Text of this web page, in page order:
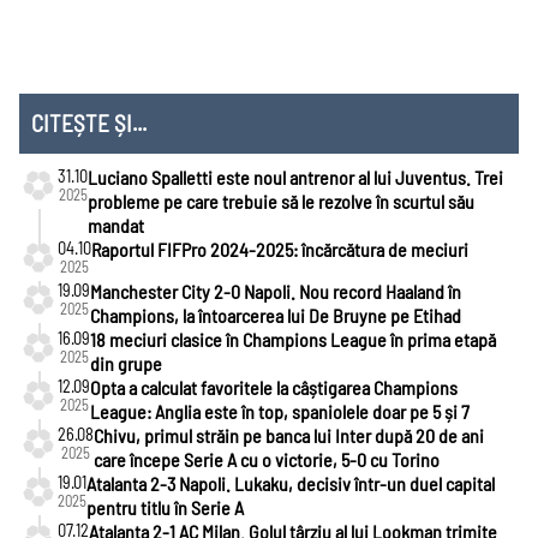
Liga
Națiunilor
CITEȘTE ȘI...
31.10
2025
Luciano Spalletti este noul antrenor al lui Juventus. Trei
probleme pe care trebuie să le rezolve în scurtul său
mandat
04.10
2025
Raportul FIFPro 2024-2025: încărcătura de meciuri
19.09
2025
Manchester City 2-0 Napoli. Nou record Haaland în
Champions, la întoarcerea lui De Bruyne pe Etihad
16.09
2025
18 meciuri clasice în Champions League în prima etapă
din grupe
12.09
2025
Opta a calculat favoritele la câștigarea Champions
League: Anglia este în top, spaniolele doar pe 5 și 7
26.08
2025
Chivu, primul străin pe banca lui Inter după 20 de ani
care începe Serie A cu o victorie, 5-0 cu Torino
19.01
2025
Atalanta 2-3 Napoli. Lukaku, decisiv într-un duel capital
pentru titlu în Serie A
07.12Atalanta 2-1 AC Milan. Golul târziu al lui Lookman trimite